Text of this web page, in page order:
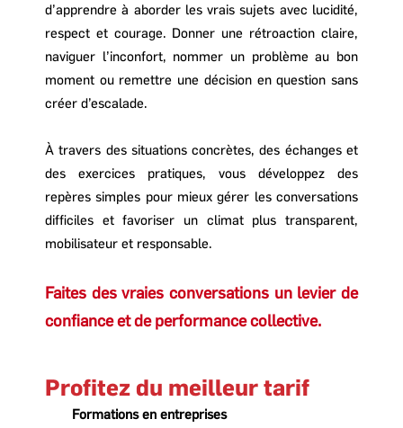
d’apprendre à aborder les vrais sujets avec lucidité,
respect et courage. Donner une rétroaction claire,
naviguer l’inconfort, nommer un problème au bon
moment ou remettre une décision en question sans
créer d’escalade.
À travers des situations concrètes, des échanges et
des exercices pratiques, vous développez des
repères simples pour mieux gérer les conversations
difficiles et favoriser un climat plus transparent,
mobilisateur et responsable.
Faites des vraies conversations un levier de
confiance et de performance collective.
Profitez du meilleur tarif
Formations en entreprises